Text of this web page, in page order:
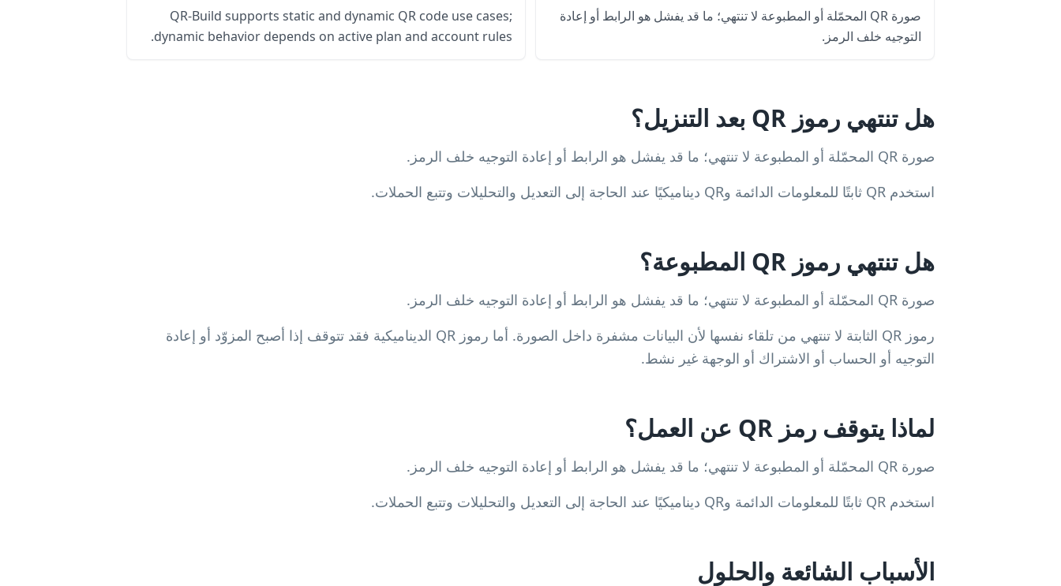
صورة QR المحمّلة أو المطبوعة لا تنتهي؛ ما قد يفشل هو الرابط أو إعادة
التوجيه خلف الرمز.
QR-Build supports static and dynamic QR code use cases;
dynamic behavior depends on active plan and account rules.
هل تنتهي رموز QR بعد التنزيل؟
صورة QR المحمّلة أو المطبوعة لا تنتهي؛ ما قد يفشل هو الرابط أو إعادة التوجيه خلف الرمز.
استخدم QR ثابتًا للمعلومات الدائمة وQR ديناميكيًا عند الحاجة إلى التعديل والتحليلات وتتبع الحملات.
هل تنتهي رموز QR المطبوعة؟
صورة QR المحمّلة أو المطبوعة لا تنتهي؛ ما قد يفشل هو الرابط أو إعادة التوجيه خلف الرمز.
رموز QR الثابتة لا تنتهي من تلقاء نفسها لأن البيانات مشفرة داخل الصورة. أما رموز QR الديناميكية فقد تتوقف إذا أصبح المزوّد أو إعادة
التوجيه أو الحساب أو الاشتراك أو الوجهة غير نشط.
لماذا يتوقف رمز QR عن العمل؟
صورة QR المحمّلة أو المطبوعة لا تنتهي؛ ما قد يفشل هو الرابط أو إعادة التوجيه خلف الرمز.
استخدم QR ثابتًا للمعلومات الدائمة وQR ديناميكيًا عند الحاجة إلى التعديل والتحليلات وتتبع الحملات.
الأسباب الشائعة والحلول